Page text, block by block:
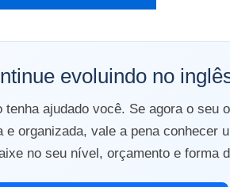
evoluindo no
ajudado você. Se agora o seu
e organizada, vale a pena conhecer
no seu nível, orçamento e forma